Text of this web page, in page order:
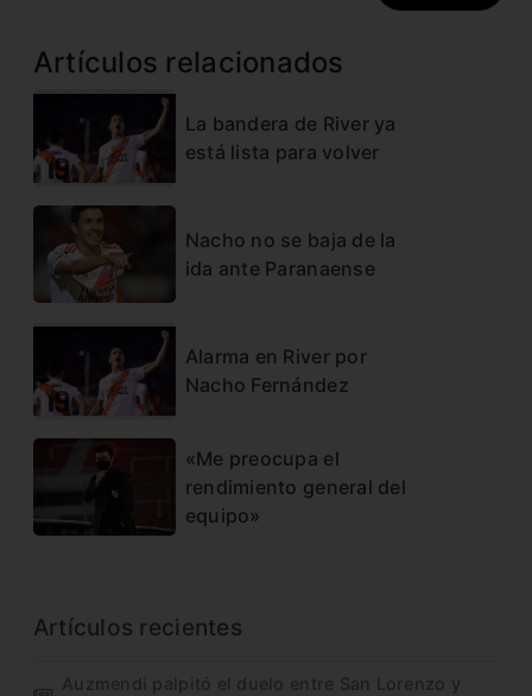
Artículos relacionados
La bandera de River ya
está lista para volver
Nacho no se baja de la
ida ante Paranaense
Alarma en River por
Nacho Fernández
«Me preocupa el
rendimiento general del
equipo»
Artículos recientes
Auzmendi palpitó el duelo entre San Lorenzo y